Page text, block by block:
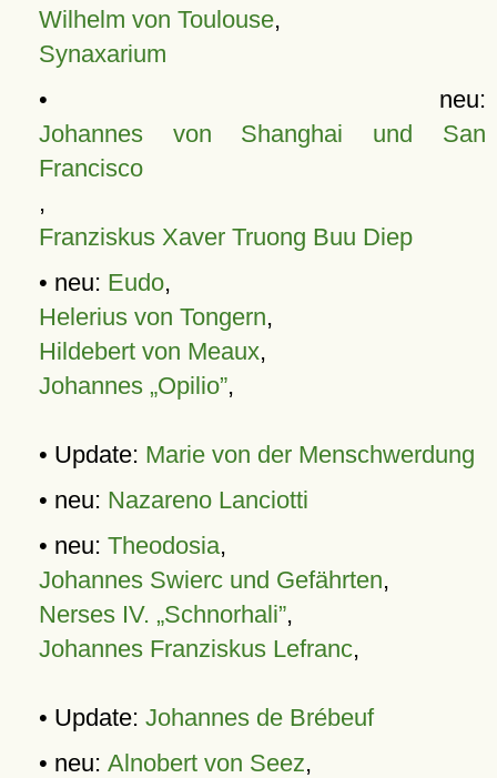
Wilhelm von Toulouse,
Synaxarium
• neu:
Johannes von Shanghai und San
Francisco
,
Franziskus Xaver Truong Buu Diep
• neu: Eudo,
Helerius von Tongern,
Hildebert von Meaux,
Johannes „Opilio”,
• Update: Marie von der Menschwerdung
• neu: Nazareno Lanciotti
• neu: Theodosia,
Johannes Swierc und Gefährten,
Nerses IV. „Schnorhali”,
Johannes Franziskus Lefranc,
• Update: Johannes de Brébeuf
• neu: Alnobert von Seez,